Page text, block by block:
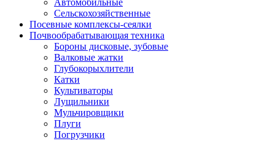
Автомобильные
Сельскохозяйственные
Посевные комплексы-сеялки
Почвообрабатывающая техника
Бороны дисковые, зубовые
Валковые жатки
Глубокорыхлители
Катки
Культиваторы
Лущильники
Мульчировщики
Плуги
Погрузчики